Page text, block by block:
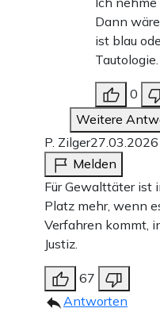
Dann
ist blau
Tautologie.
0
Weitere
P. Zilger
Melden
Für Gewalttäter ist
Platz mehr, wenn
Verfahren kommt,
Justiz.
67
Antworten